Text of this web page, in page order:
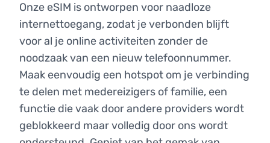
Onze eSIM is ontworpen voor naadloze
internettoegang, zodat je verbonden blijft
voor al je online activiteiten zonder de
noodzaak van een nieuw telefoonnummer.
Maak eenvoudig een hotspot om je verbinding
te delen met medereizigers of familie, een
functie die vaak door andere providers wordt
geblokkeerd maar volledig door ons wordt